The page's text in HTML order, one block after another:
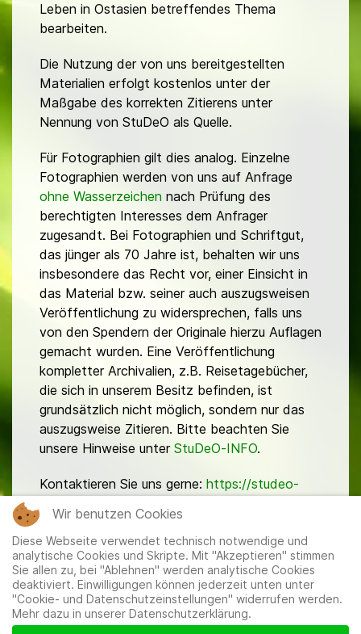
Leben in Ostasien betreffendes Thema
bearbeiten.
Die Nutzung der von uns bereitgestellten
Materialien erfolgt kostenlos unter der
Maßgabe des korrekten Zitierens unter
Nennung von StuDeO als Quelle.
Für Fotographien gilt dies analog. Einzelne
Fotographien werden von uns auf Anfrage
ohne Wasserzeichen nach Prüfung des
berechtigten Interesses dem Anfrager
zugesandt. Bei Fotographien und Schriftgut,
das jünger als 70 Jahre ist, behalten wir uns
insbesondere das Recht vor, einer Einsicht in
das Material bzw. seiner auch auszugsweisen
Veröffentlichung zu widersprechen, falls uns
von den Spendern der Originale hierzu Auflagen
gemacht wurden. Eine Veröffentlichung
kompletter Archivalien, z.B. Reisetagebücher,
die sich in unserem Besitz befinden, ist
grundsätzlich nicht möglich, sondern nur das
auszugsweise Zitieren. Bitte beachten Sie
unsere Hinweise unter StuDeO-INFO.
Kontaktieren Sie uns gerne: https://studeo-
Mitglieder|Impressum|Datenschutzerklärung|Cookie-
Wir benutzen Cookies
Diese Webseite verwendet technisch notwendige und
analytische Cookies und Skripte. Mit "Akzeptieren" stimmen
Sie allen zu, bei "Ablehnen" werden analytische Cookies
deaktiviert. Einwilligungen können jederzeit unten unter
"Cookie- und Datenschutzeinstellungen" widerrufen werden.
Mehr dazu in unserer Datenschutzerklärung.